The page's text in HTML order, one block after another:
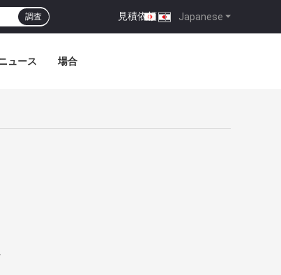
Japanese
見積依頼 |
調査
ュース 場合